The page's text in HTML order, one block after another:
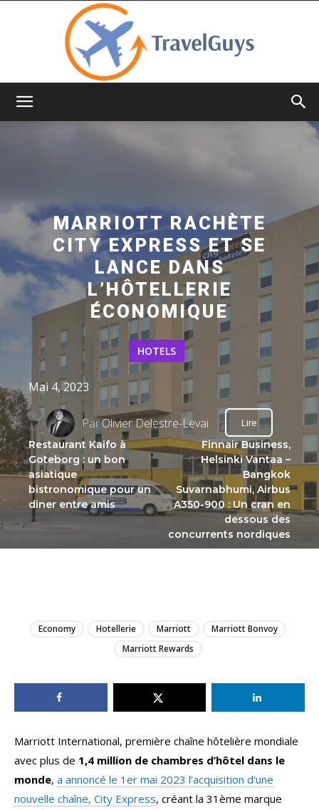
ARTICLE PRÉCÉDENT
Restaurant Kaifo à
Goteborg : un bon
asiatique
bistronomique pour un
diner entre amis
ARTICLE SUIVANT
Finnair Business,
Helsinki Vantaa –
Bangkok
Suvarnabhumi, Airbus
A350-900 : Un cran en
dessous des
concurrents nordiques
MARRIOTT RACHÈTE
CITY EXPRESS ET SE
LANCE DANS
L’HÔTELLERIE
ÉCONOMIQUE
HOTELS
Mai 4, 2023
ParOlivier Delestre-Levai Lire
Economy Hotellerie Marriott
Marriott Bonvoy
Marriott Rewards
Marriott International, première chaîne hôtelière mondiale
avec plus de 1,4 million de chambres d’hôtel dans le
monde, a annoncé le 1er mai 2023 l’acquisition d’une
nouvelle chaîne, City Express, créant la 31ème marque